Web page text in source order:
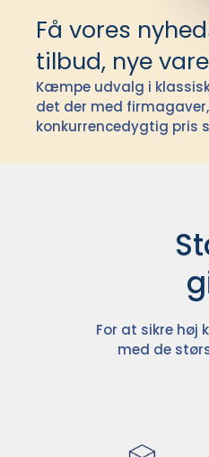
Få vores
tilbud, nye
Kæmpe udvalg i
det der med
konkurrencedygtig pris
For at sikre høj
med de